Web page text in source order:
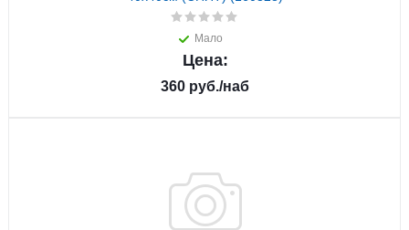
Мало
Цена:
360 руб./наб